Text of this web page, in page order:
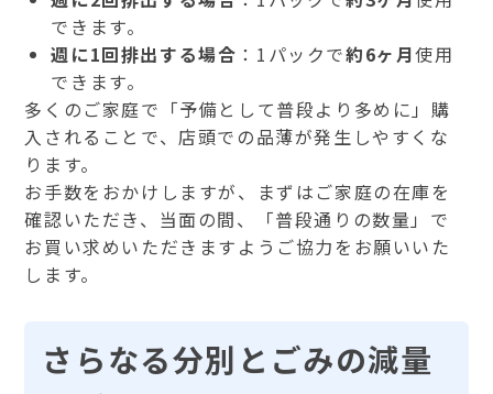
できます。
週に1回排出する場合 ： 1 パックで約6ヶ月使用
できます。
多くのご家庭で「予備として普段より多めに」購
入されることで、店頭での品薄が発生しやすくな
ります。
お手数をおかけしますが、まずはご家庭の在庫を
確認いただき、当面の間、「普段通りの数量」で
お買い求めいただきますようご協力をお願いいた
します。
さらなる分別とごみの減量